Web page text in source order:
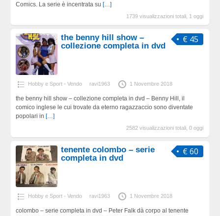
Comics. La serie è incentrata su […]
1739 visualizzazioni totali, 1 oggi
€ 45
the benny hill show –
collezione completa in dvd
Hobby e Sport - Vendo ravi1963 1 Novembre 2018
the benny hill show – collezione completa in dvd – Benny Hill, il
comico inglese le cui trovate da eterno ragazzaccio sono diventate
popolari in […]
2582 visualizzazioni totali, 0 oggi
€ 60
tenente colombo – serie
completa in dvd
Hobby e Sport - Vendo ravi1963 1 Novembre 2018
colombo – serie completa in dvd – Peter Falk dà corpo al tenente